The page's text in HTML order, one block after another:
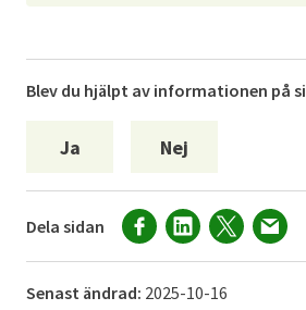
Blev du hjälpt av informationen på
Ja Nej
Dela sidan
Senast ändrad: 2025-10-16